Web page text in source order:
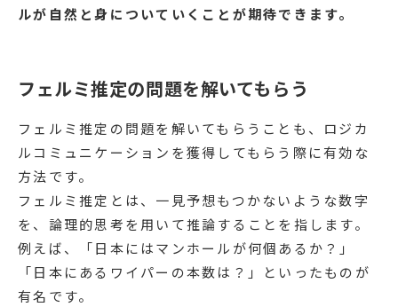
ルが自然と身についていくことが期待できます。
フェルミ推定の問題を解いてもらう
フェルミ推定の問題を解いてもらうことも、ロジカ
ルコミュニケーションを獲得してもらう際に有効な
方法です。
フェルミ推定とは、一見予想もつかないような数字
を、論理的思考を用いて推論することを指します。
例えば、「日本にはマンホールが何個あるか？」
「日本にあるワイパーの本数は？」といったものが
有名です。